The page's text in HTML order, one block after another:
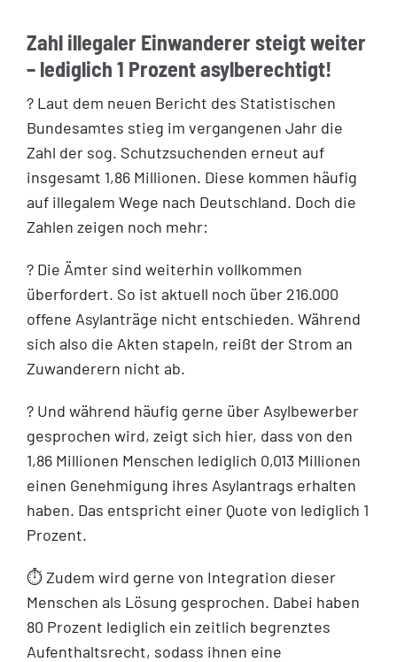
Zahl illegaler Einwanderer steigt weiter
– lediglich 1 Prozent asylberechtigt!
? Laut dem neuen Bericht des Statistischen
Bundesamtes stieg im vergangenen Jahr die
Zahl der sog. Schutzsuchenden erneut auf
insgesamt 1,86 Millionen. Diese kommen häufig
auf illegalem Wege nach Deutschland. Doch die
Zahlen zeigen noch mehr:
? Die Ämter sind weiterhin vollkommen
überfordert. So ist aktuell noch über 216.000
offene Asylanträge nicht entschieden. Während
sich also die Akten stapeln, reißt der Strom an
Zuwanderern nicht ab.
? Und während häufig gerne über Asylbewerber
gesprochen wird, zeigt sich hier, dass von den
1,86 Millionen Menschen lediglich 0,013 Millionen
einen Genehmigung ihres Asylantrags erhalten
haben. Das entspricht einer Quote von lediglich 1
Prozent.
⏱ Zudem wird gerne von Integration dieser
Menschen als Lösung gesprochen. Dabei haben
80 Prozent lediglich ein zeitlich begrenztes
Aufenthaltsrecht, sodass ihnen eine